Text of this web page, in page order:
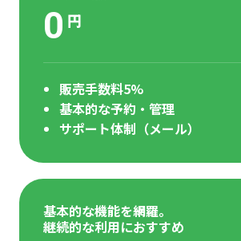
0 円
販売手数料5%
基本的な予約・管理
サポート体制（メール）
基本的な機能を網羅。
継続的な利用におすすめ